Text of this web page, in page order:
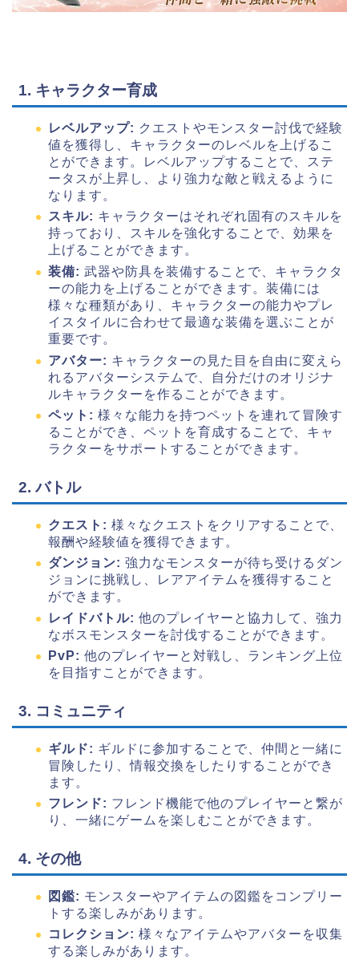
1. キャラクター育成
レベルアップ: クエストやモンスター討伐で経験
値を獲得し、キャラクターのレベルを上げるこ
とができます。レベルアップすることで、ステ
ータスが上昇し、より強力な敵と戦えるように
なります。
スキル: キャラクターはそれぞれ固有のスキルを
持っており、スキルを強化することで、効果を
上げることができます。
装備: 武器や防具を装備することで、キャラクタ
ーの能力を上げることができます。装備には
様々な種類があり、キャラクターの能力やプレ
イスタイルに合わせて最適な装備を選ぶことが
重要です。
アバター: キャラクターの見た目を自由に変えら
れるアバターシステムで、自分だけのオリジナ
ルキャラクターを作ることができます。
ペット: 様々な能力を持つペットを連れて冒険す
ることができ、ペットを育成することで、キャ
ラクターをサポートすることができます。
2. バトル
クエスト: 様々なクエストをクリアすることで、
報酬や経験値を獲得できます。
ダンジョン: 強力なモンスターが待ち受けるダン
ジョンに挑戦し、レアアイテムを獲得すること
ができます。
レイドバトル: 他のプレイヤーと協力して、強力
なボスモンスターを討伐することができます。
PvP: 他のプレイヤーと対戦し、ランキング上位
を目指すことができます。
3. コミュニティ
ギルド: ギルドに参加することで、仲間と一緒に
冒険したり、情報交換をしたりすることができ
ます。
フレンド: フレンド機能で他のプレイヤーと繋が
り、一緒にゲームを楽しむことができます。
4. その他
図鑑: モンスターやアイテムの図鑑をコンプリー
トする楽しみがあります。
コレクション: 様々なアイテムやアバターを収集
する楽しみがあります。